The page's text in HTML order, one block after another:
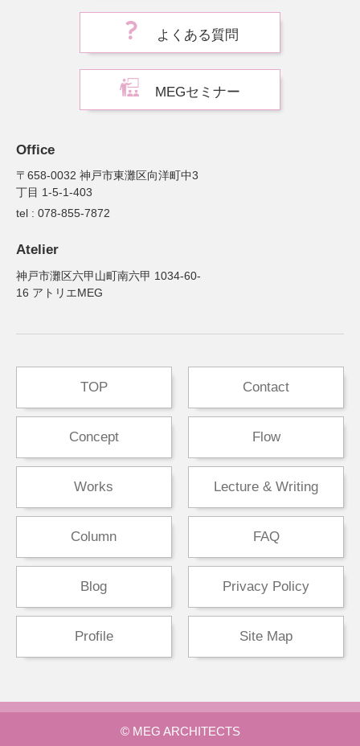
よくある質問
MEGセミナー
Office
〒658-0032 神戸市東灘区向洋町中3
丁目 1-5-1-403
tel : 078-855-7872
Atelier
神戸市灘区六甲山町南六甲 1034-60-
16 アトリエMEG
TOP
Concept
Works
Column
Blog
Profile
Contact
Flow
Lecture & Writing
FAQ
Privacy Policy
Site Map
© MEG ARCHITECTS